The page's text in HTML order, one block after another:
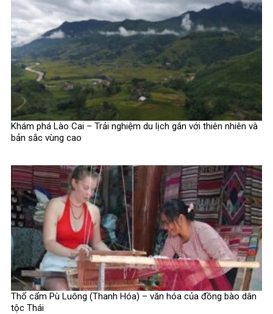
Khám phá Lào Cai – Trải nghiệm du lịch gắn với thiên nhiên và
bản sắc vùng cao
Thổ cẩm Pù Luông (Thanh Hóa) – văn hóa của đồng bào dân
tộc Thái